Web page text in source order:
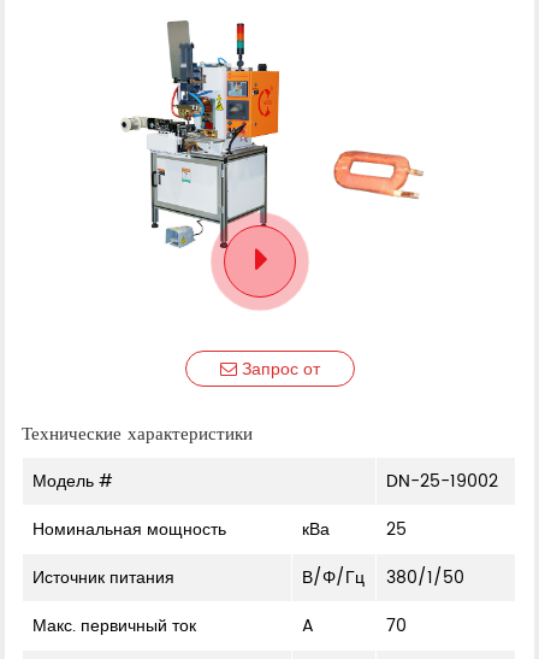
Запрос от
Технические характеристики
Модель #
DN-25-19002
Номинальная мощность
кВа
25
Источник питания
В/Φ/Гц
380/1/50
Макс. первичный ток
A
70